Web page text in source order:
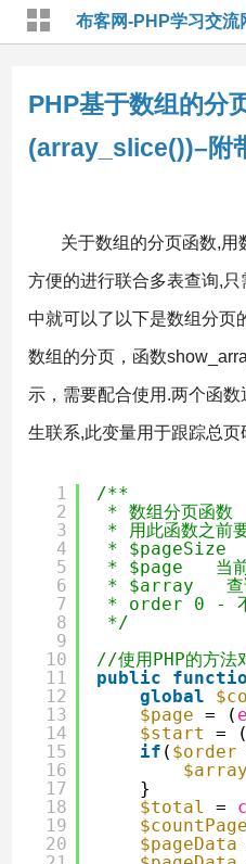
布客网-PHP学习交流
PHP基于数组的分
(array_slice())–附
关于数组的分页函数,用
方便的进行联合多表查询,
中就可以了以下是数组分页
数组的分页，函数
示，需要配合使用.两个函
生联系,此变量用于跟踪总页
1
2
3
4
5
6
7
8
9
10
11
12
13
14
15
16
17
18
19
20
/**
* 数组分页函
* 用此函数之前
* $pageSize
* $page   当
* $array   查
* order 0 -
*/
//使用PHP的方法
public
global
$page = (
$start
= (
if ( $order
$array
}
$total
=
$countPage
$pageData